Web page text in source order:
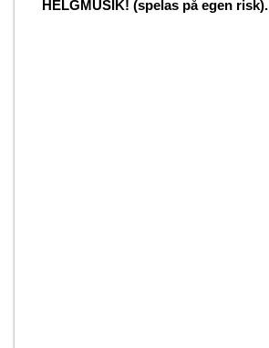
HELGMUSIK! (spelas på egen risk).